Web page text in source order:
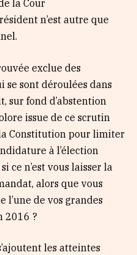
la Cour
n’est autre que
exclue des
se sont déroulées dans
sur fond d’abstention
issue de ce scrutin
la Constitution pour limiter
à l’élection
ce n’est vous laisser la
alors que vous
de vos grandes
2016 ?
les atteintes